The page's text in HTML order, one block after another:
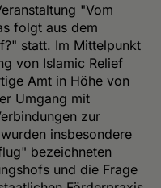
"Vom
folgt aus dem
statt. Im Mittelpunkt
von Islamic Relief
Amt in Höhe von
Umgang mit
zur
insbesondere
bezeichneten
und die Frage